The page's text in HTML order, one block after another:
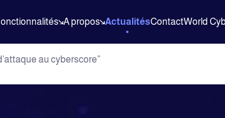
A propos ActualitésContactWorld
au cyberscore”